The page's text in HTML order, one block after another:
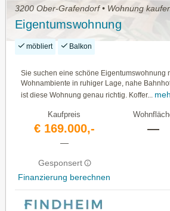
3200 Ober-Grafendorf • Wohnung
Eigentumswohnung
möbliert Balkon
Sie suchen eine schöne Eigentumswohnung
Wohnambiente in ruhiger Lage, nahe
ist diese Wohnung genau richtig. Koffer...
Kaufpreis
€ 169.000,-
—
Gesponsert
Finanzierung berechnen
—